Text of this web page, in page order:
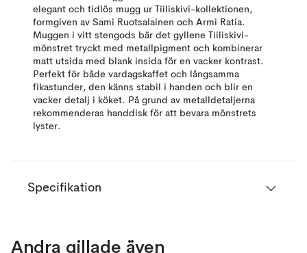
elegant och tidlös mugg ur Tiiliskivi-kollektionen,
formgiven av Sami Ruotsalainen och Armi Ratia.
Muggen i vitt stengods bär det gyllene Tiiliskivi-
mönstret tryckt med metallpigment och kombinerar
matt utsida med blank insida för en vacker kontrast.
Perfekt för både vardagskaffet och långsamma
fikastunder, den känns stabil i handen och blir en
vacker detalj i köket. På grund av metalldetaljerna
rekommenderas handdisk för att bevara mönstrets
lyster.
Specifikation
Andra gillade även